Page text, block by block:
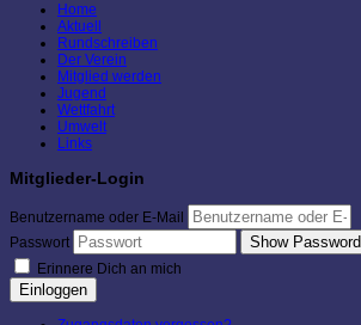
Home
Aktuell
Rundschreiben
Der Verein
Mitglied werden
Jugend
Wettfahrt
Umwelt
Links
Mitglieder-Login
Benutzername oder E-Mail
Passwort
Show Password
Erinnere Dich an mich
Einloggen